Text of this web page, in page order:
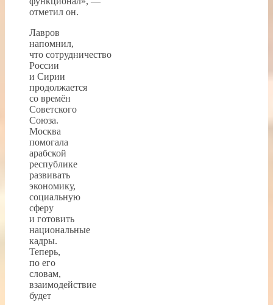
отметил он.
Лавров
напомнил,
что сотрудничество
России
и Сирии
продолжается
со времён
Советского
Союза.
Москва
помогала
арабской
республике
развивать
экономику,
социальную
сферу
и готовить
национальные
кадры.
Теперь,
по его
словам,
взаимодействие
будет